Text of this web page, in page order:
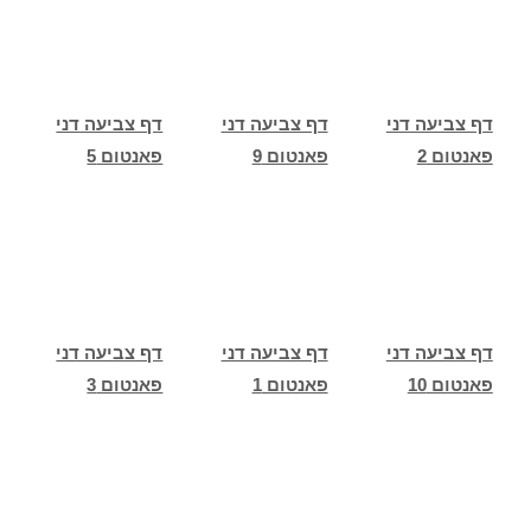
דף צביעה דני
פאנטום 5
דף צביעה דני
פאנטום 9
דף צביעה דני
פאנטום 2
דף צביעה דני
פאנטום 3
דף צביעה דני
פאנטום 1
דף צביעה דני
פאנטום 10